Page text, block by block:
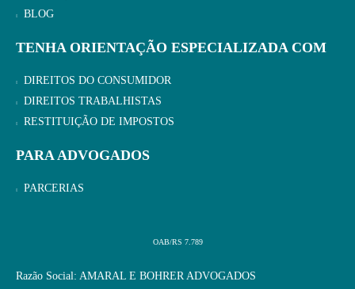
BLOG
TENHA ORIENTAÇÃO ESPECIALIZADA COM
DIREITOS DO CONSUMIDOR
DIREITOS TRABALHISTAS
RESTITUIÇÃO DE IMPOSTOS
PARA ADVOGADOS
PARCERIAS
OAB/RS 7.789
Razão Social: AMARAL E BOHRER ADVOGADOS